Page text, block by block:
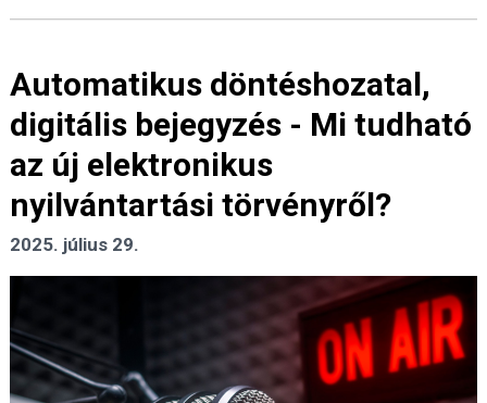
Automatikus döntéshozatal,
digitális bejegyzés - Mi tudható
az új elektronikus
nyilvántartási törvényről?
2025. július 29.